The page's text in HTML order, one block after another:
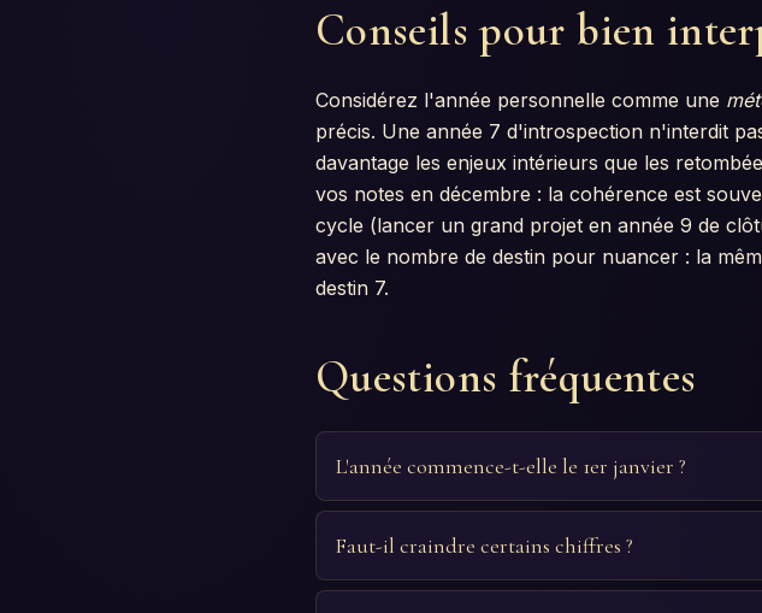
Conseils pour bien
Considérez l'année personnelle comme une
précis. Une année 7 d'introspection n'interdit
davantage les enjeux intérieurs que les
vos notes en décembre : la cohérence est
cycle (lancer un grand projet en année 9 de
avec le nombre de destin pour nuancer : la
destin 7.
Questions fréquentes
L'année commence-t-elle le 1er janvier ?
Faut-il craindre certains chiffres ?